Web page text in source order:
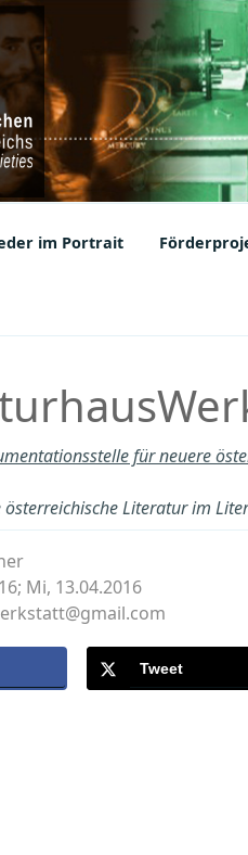
Societies
im Portrait
für neuere
Literatur im
Mi, 13.04.2016
Tweet